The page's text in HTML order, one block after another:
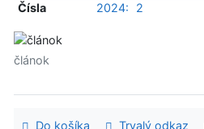
Čísla
2024: 2
článok
Do košíka Trvalý odkaz